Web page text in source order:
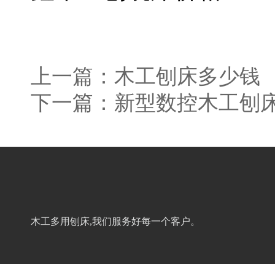
上一篇： 木工刨床多少钱
下一篇： 新型数控木工刨
木工多用刨床,我们服务好每一个客户。